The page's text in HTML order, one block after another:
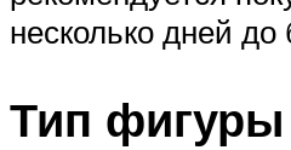
несколько дней до
Тип фигуры